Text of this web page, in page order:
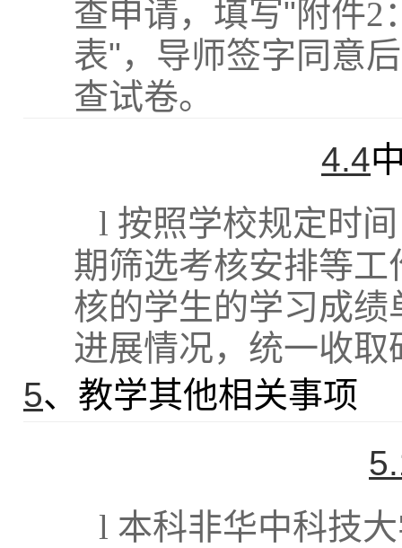
查申请，填写"附件2
表"，导师签字同意
查试卷。
4.4
l 按照学校规定时
期筛选考核安排等
核的学生的学习成
进展情况，统一收
5、教学其他相关事项
l 本科非华中科技